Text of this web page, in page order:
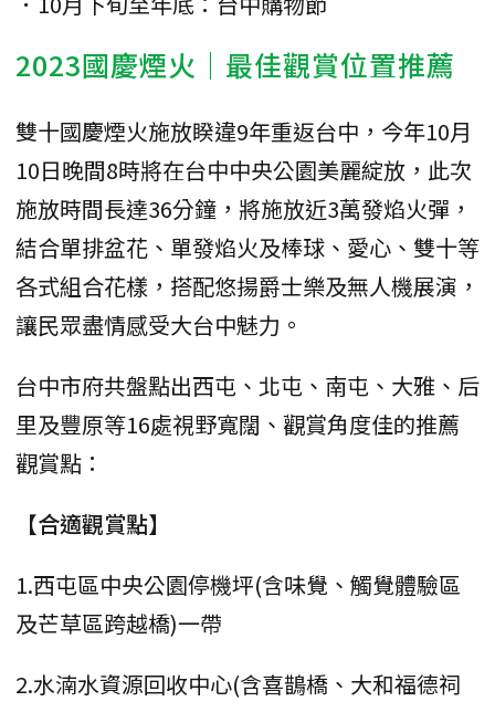
2023國慶煙火｜最佳觀賞位置推薦
雙十國慶煙火施放睽違9年重返台中，今年10月
10日晚間8時將在台中中央公園美麗綻放，此次
施放時間長達36分鐘，將施放近3萬發焰火彈，
結合單排盆花、單發焰火及棒球、愛心、雙十等
各式組合花樣，搭配悠揚爵士樂及無人機展演，
讓民眾盡情感受大台中魅力。
台中市府共盤點出西屯、北屯、南屯、大雅、后
里及豐原等16處視野寬闊、觀賞角度佳的推薦
觀賞點：
【合適觀賞點】
1.西屯區中央公園停機坪(含味覺、觸覺體驗區
及芒草區跨越橋)一帶
2.水湳水資源回收中心(含喜鵲橋、大和福德祠